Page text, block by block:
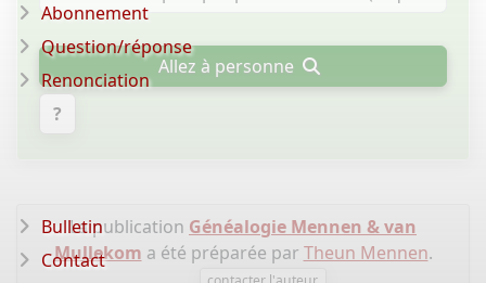
Allez à personne
?
La publication Généalogie Mennen & van
Mullekom a été préparée par Theun Mennen.
Abonnement
Question/réponse
Renonciation
Bulletin
Contact